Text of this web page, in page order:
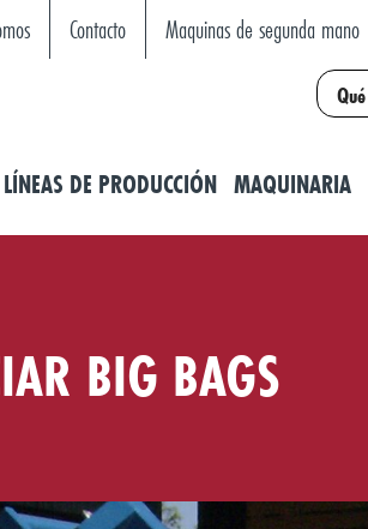
Contacto Maquinas de segunda mano
LÍNEAS DE PRODUCCIÓN MAQUINARIA
BIG BAGS